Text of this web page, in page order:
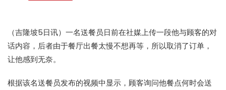
（吉隆坡5日讯）一名送餐员日前在社媒上传一段他与顾客的对
话内容，后者由于餐厅出餐太慢不想再等，所以取消了订单，
让他感到无奈。
根据该名送餐员发布的视频中显示，顾客询问他餐点何时会送